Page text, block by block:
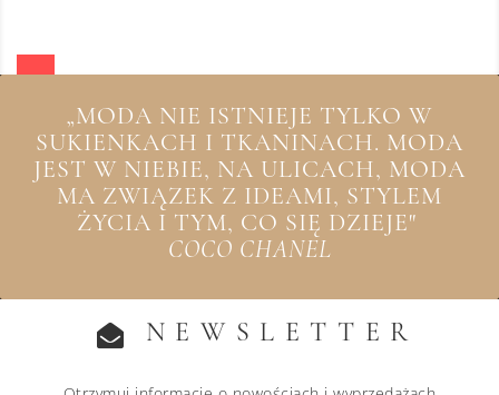
„MODA NIE ISTNIEJE TYLKO W
SUKIENKACH I TKANINACH. MODA
JEST W NIEBIE, NA ULICACH, MODA
MA ZWIĄZEK Z IDEAMI, STYLEM
ŻYCIA I TYM, CO SIĘ DZIEJE"
COCO CHANEL
NEWSLETTER